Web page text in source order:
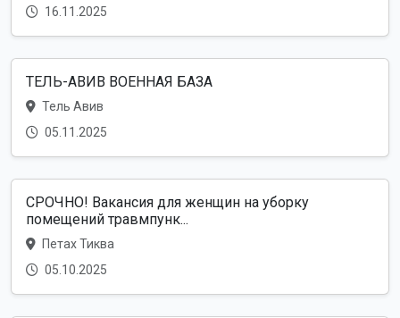
16.11.2025
ТЕЛЬ-АВИВ ВОЕННАЯ БАЗА
Тель Авив
05.11.2025
СРОЧНО! Вакансия для женщин на уборку
помещений травмпунк...
Петах Тиква
05.10.2025